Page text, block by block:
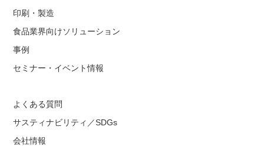
印刷・製造
食品業界向けソリューション
事例
セミナー・イベント情報
よくある質問
サスティナビリティ／SDGs
会社情報